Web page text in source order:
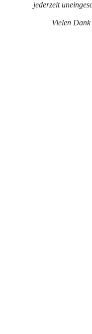
jederzeit
Vielen